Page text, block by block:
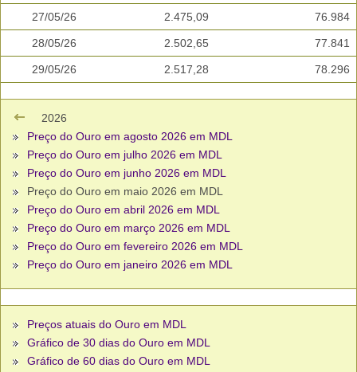
27/05/26 2.475,09 76.984
28/05/26 2.502,65 77.841
29/05/26 2.517,28 78.296
2026
Preço do Ouro em agosto 2026 em MDL
Preço do Ouro em julho 2026 em MDL
Preço do Ouro em junho 2026 em MDL
Preço do Ouro em maio 2026 em MDL
Preço do Ouro em abril 2026 em MDL
Preço do Ouro em março 2026 em MDL
Preço do Ouro em fevereiro 2026 em MDL
Preço do Ouro em janeiro 2026 em MDL
Preços atuais do Ouro em MDL
Gráfico de 30 dias do Ouro em MDL
Gráfico de 60 dias do Ouro em MDL